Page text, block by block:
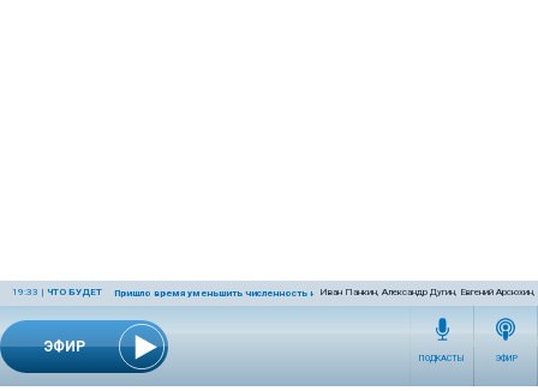
ЭФИР
19:33 | ЧТО БУДЕТ Пришло время уменьшить численность населения ЗемлиИван Панкин, Александр Дугин, Евгений
ПОДКАСТЫ ЭФИР